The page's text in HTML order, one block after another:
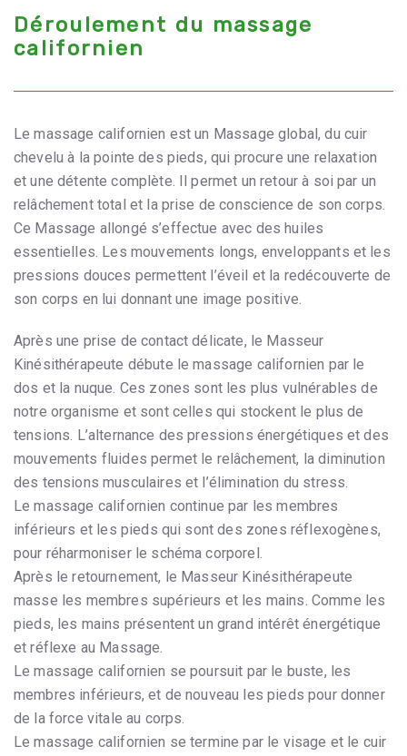
Déroulement du massage
californien
Le massage californien est un Massage global, du cuir
chevelu à la pointe des pieds, qui procure une relaxation
et une détente complète. Il permet un retour à soi par un
relâchement total et la prise de conscience de son corps.
Ce Massage allongé s’effectue avec des huiles
essentielles. Les mouvements longs, enveloppants et les
pressions douces permettent l’éveil et la redécouverte de
son corps en lui donnant une image positive.
Après une prise de contact délicate, le Masseur
Kinésithérapeute débute le massage californien par le
dos et la nuque. Ces zones sont les plus vulnérables de
notre organisme et sont celles qui stockent le plus de
tensions. L’alternance des pressions énergétiques et des
mouvements fluides permet le relâchement, la diminution
des tensions musculaires et l’élimination du stress.
Le massage californien continue par les membres
inférieurs et les pieds qui sont des zones réflexogènes,
pour réharmoniser le schéma corporel.
Après le retournement, le Masseur Kinésithérapeute
masse les membres supérieurs et les mains. Comme les
pieds, les mains présentent un grand intérêt énergétique
et réflexe au Massage.
Le massage californien se poursuit par le buste, les
membres inférieurs, et de nouveau les pieds pour donner
de la force vitale au corps.
Le massage californien se termine par le visage et le cuir